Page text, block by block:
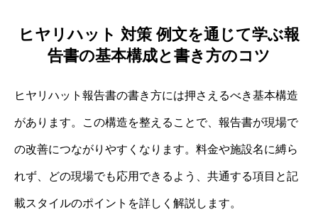
ヒヤリハット 対策 例文を通じて学ぶ報
告書の基本構成と書き方のコツ
ヒヤリハット報告書の書き方には押さえるべき基本構造
があります。この構造を整えることで、報告書が現場で
の改善につながりやすくなります。料金や施設名に縛ら
れず、どの現場でも応用できるよう、共通する項目と記
載スタイルのポイントを詳しく解説します。